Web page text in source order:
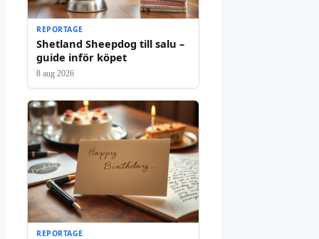
REPORTAGE
Shetland Sheepdog till salu –
guide inför köpet
8 aug 2026
REPORTAGE